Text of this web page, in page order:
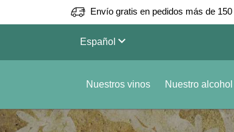
Envío gratis en pedidos más de
Españolkeyboard_arrow_down
Nuestros vinos Nuestro alcohol